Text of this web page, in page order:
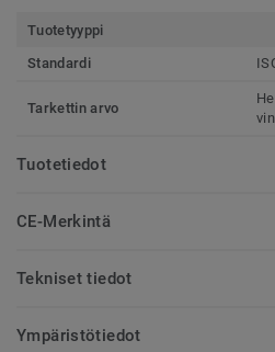
Tuotetyyppi
Standardi
Tarkettin arvo
Tuotetiedot
CE-Merkintä
Tekniset tiedot
Ympäristötiedot